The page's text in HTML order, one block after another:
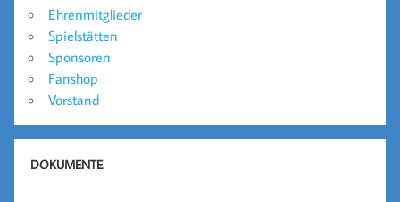
Ehrenmitglieder
Spielstätten
Sponsoren
Fanshop
Vorstand
DOKUMENTE